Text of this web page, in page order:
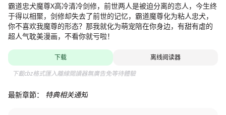
霸道忠犬魔尊X高冷清冷剑修，前世两人是被迫分离的恋人，今生终
于得以相聚，剑修却失去了前世的记忆，霸道魔尊化为粘人忠犬，
你不喜欢我魔尊的形态？那我就化为萌宠陪在你身边，有甜有虐的
超人气耽美漫画，不看你就亏啦！
下载
离线阅读器
下載cbz格式匯入離線閱讀器無廣告免等待體驗
最新章節： 特典相关通知